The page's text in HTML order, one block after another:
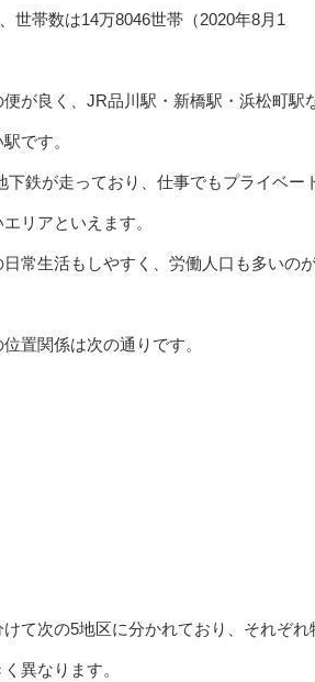
世帯数は14万8046世帯（2020年8月1
が良く、JR品川駅・新橋駅・浜松町駅
です。
下鉄が走っており、仕事でもプライベー
リアといえます。
常生活もしやすく、労働人口も多いの
置関係は次の通りです。
て次の5地区に分かれており、それぞれ
異なります。